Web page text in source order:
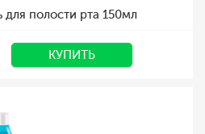
для полости рта 150мл
КУПИТЬ